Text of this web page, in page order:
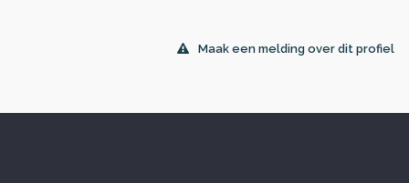
Maak een melding over dit profiel